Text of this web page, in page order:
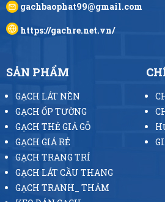
gachbaophat99@gmail.com
https://gachre.net.vn/
SẢN PHẨM
GẠCH LÁT NỀN
GẠCH ỐP TƯỜNG
GẠCH THẺ GIẢ GỖ
GẠCH GIÁ RẺ
GẠCH TRANG TRÍ
GẠCH LÁT CẦU THANG
GẠCH TRANH_ THẢM